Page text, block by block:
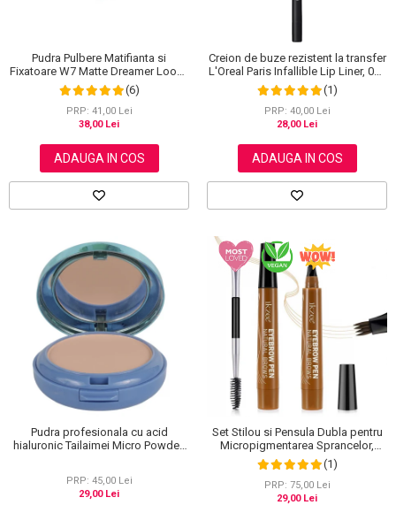
Pudra Pulbere Matifianta si
Fixatoare W7 Matte Dreamer Loose
Powder - Classy Cameo, 20g
(6)
PRP: 41,00 Lei
38,00 Lei
ADAUGA IN COS
Creion de buze rezistent la transfer
L'Oreal Paris Infallible Lip Liner, 001
Highlight On Point
(1)
PRP: 40,00 Lei
28,00 Lei
ADAUGA IN COS
Pudra profesionala cu acid
hialuronic Tailaimei Micro Powder,
PRP: 45,00 Lei
29,00 Lei
Set Stilou si Pensula Dubla pentru
Micropigmentarea Sprancelor,
Efect Natural de Microblading,
Aspect de Sprancene Pline
(1)
PRP: 75,00 Lei
29,00 Lei